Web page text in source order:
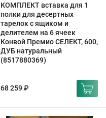
КОМПЛЕКТ вставка для 1
полки для десертных
тарелок с ящиком и
делителем на 6 ячеек
Конвой Премио СЕЛЕКТ, 600,
ДУБ натуральный
(8517880369)
68 259 ₽